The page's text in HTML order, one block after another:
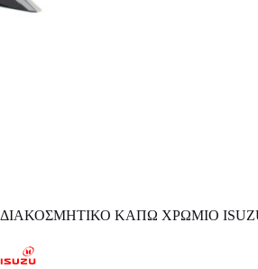
ΔΙΑΚΟΣΜΗΤΙΚΟ ΚΑΠΩ ΧΡΩΜΙΟ